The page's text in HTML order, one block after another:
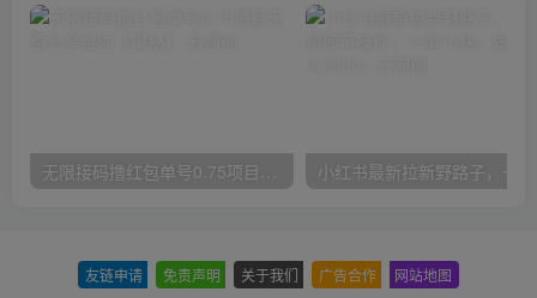
无限接码撸红包单号0.75项目无偿分享给你【揭秘】
友链申请 免责声明 关于我们 广告合作 网站地图